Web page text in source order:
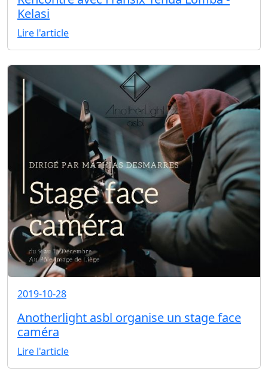
Kelasi
Lire l'article
2019-10-28
Anotherlight asbl organise un stage face
caméra
Lire l'article